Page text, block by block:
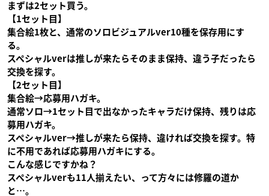
まずは2セット買う。
【1セット目】
集合絵1枚と、通常のソロビジュアルver10種を保存用にす
る。
スペシャルverは推しが来たらそのまま保持、違う子だったら
交換を探す。
【2セット目】
集合絵→応募用ハガキ。
通常ソロ→1セット目で出なかったキャラだけ保持、残りは応
募用ハガキ。
スペシャルver→推しが来たら保持、違ければ交換を探す。特
に不用であれば応募用ハガキにする。
こんな感じですかね？
スペシャルverも11人揃えたい、って方々には修羅の道か
と…。